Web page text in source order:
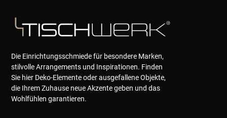
Die Einrichtungsschmiede für besondere Marken,
stilvolle Arrangements und Inspirationen. Finden
Sie hier Deko-Elemente oder ausgefallene Objekte,
die Ihrem Zuhause neue Akzente geben und das
Wohlfühlen garantieren.